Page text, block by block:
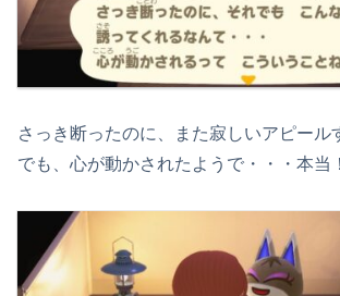
さっき断ったのに、また寂しいアピール
でも、心が動かされたようで・・・本当